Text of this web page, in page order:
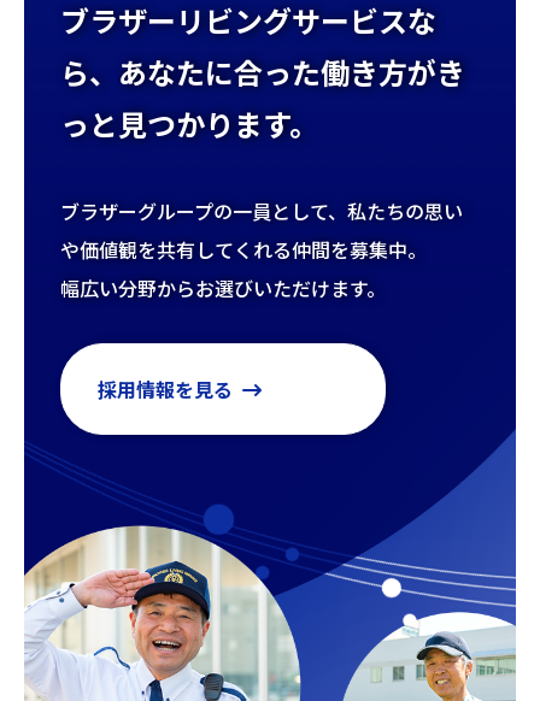
ブラザーリビングサービスな
ら、 あなたに合った働き方がき
っと見つかります。
ブラザーグループの一員として、私たちの思い
や価値観を共有してくれる仲間を募集中。
幅広い分野からお選びいただけます。
採用情報を見る